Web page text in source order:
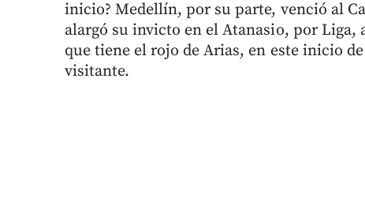
inicio? Medellín, por su parte, venció al
alargó su invicto en el Atanasio, por Liga,
que tiene el rojo de Arias, en este inicio
visitante.